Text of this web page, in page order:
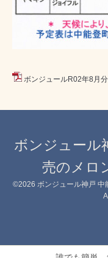
ボンジュールR02年8月
ボンジュール
売のメロ
©2026 ボンジュール神戸